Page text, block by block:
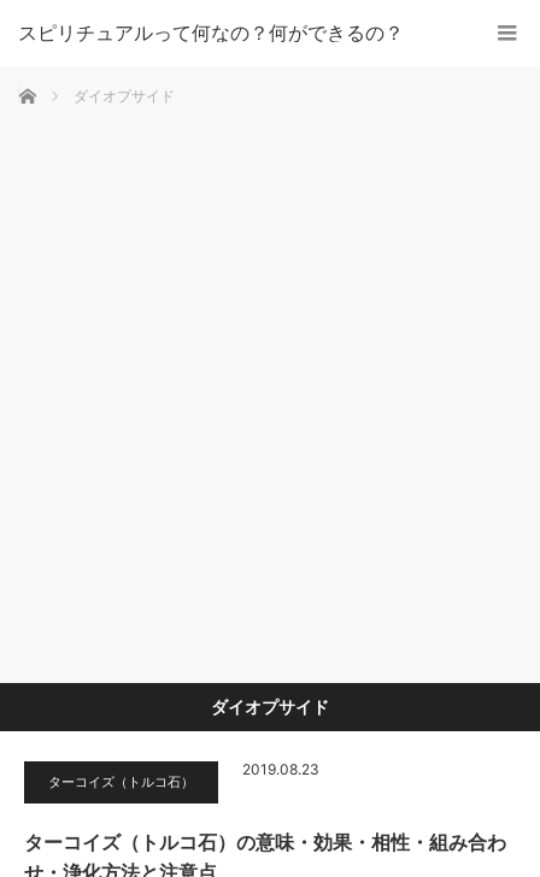
スピリチュアルって何なの？何ができるの？
ホーム ダイオプサイド
ダイオプサイド
ターコイズ（トルコ石）
2019.08.23
ターコイズ（トルコ石）の意味・効果・相性・組み合わ
せ・浄化方法と注意点